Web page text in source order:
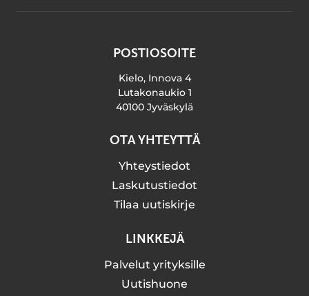
POSTIOSOITE
Kielo, Innova 4
Lutakonaukio 1
40100 Jyväskylä
OTA YHTEYTTÄ
Yhteystiedot
Laskutustiedot
Tilaa uutiskirje
LINKKEJÄ
Palvelut yrityksille
Uutishuone